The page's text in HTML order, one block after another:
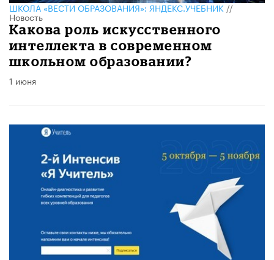
ШКОЛА «ВЕСТИ ОБРАЗОВАНИЯ»: ЯНДЕКС.УЧЕБНИК//
Новость
Какова роль искусственного
интеллекта в современном
школьном образовании?
1 июня